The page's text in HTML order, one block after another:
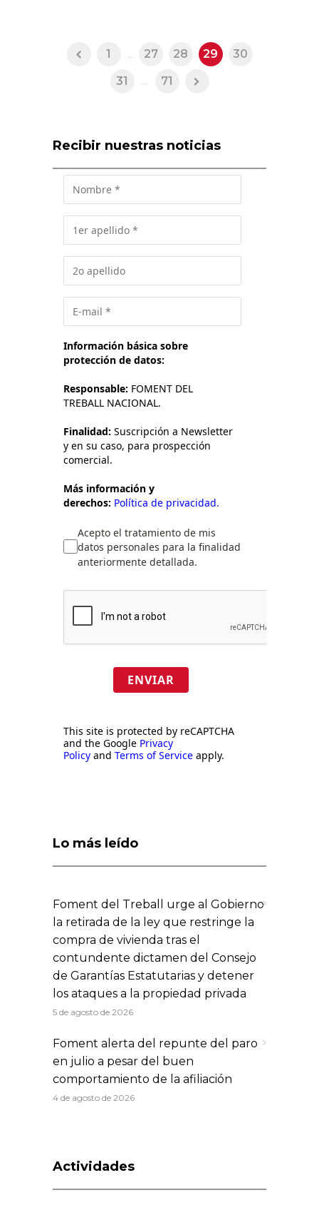
1 ... 27 28 29
30
31
... 71
Recibir nuestras noticias
Información básica sobre
protección de datos:
Responsable: FOMENT DEL
TREBALL NACIONAL.
Finalidad: Suscripción a Newsletter
y en su caso, para prospección
comercial.
Más información y
derechos: Política de privacidad.
Acepto el tratamiento de mis
datos personales para la finalidad
anteriormente detallada.
ENVIAR
This site is protected by reCAPTCHA
and the Google Privacy
Policy and Terms of Service apply.
Lo más leído
Foment del Treball urge al Gobierno
la retirada de la ley que restringe la
compra de vivienda tras el
contundente dictamen del Consejo
de Garantías Estatutarias y detener
los ataques a la propiedad privada
5 de agosto de 2026
Foment alerta del repunte del paro
en julio a pesar del buen
comportamiento de la afiliación
4 de agosto de 2026
Actividades